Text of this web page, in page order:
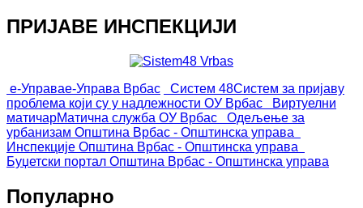
ПРИЈАВЕ ИНСПЕКЦИЈИ
е-Управае-Управа Врбас Систем 48Систем за пријаву
проблема који су у надлежности ОУ Врбас
Виртуелни
матичарМатична служба ОУ Врбас
Одељење за
урбанизам Општина Врбас - Општинска управа
Инспекције Општина Врбас - Општинска управа
Буџетски портал Општина Врбас - Општинска управа
Популарно